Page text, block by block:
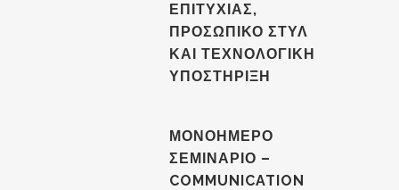
ΕΠΙΤΥΧΙΑΣ,
ΠΡΟΣΩΠΙΚΟ ΣΤΥΛ
ΚΑΙ ΤΕΧΝΟΛΟΓΙΚΗ
ΥΠΟΣΤΗΡΙΞΗ
ΜΟΝΟΗΜΕΡΟ
ΣΕΜΙΝΑΡΙΟ –
COMMUNICATION